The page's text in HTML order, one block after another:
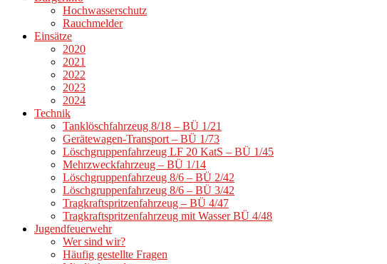
Hochwasserschutz
Rauchmelder
Einsätze
2020
2021
2022
2023
2024
Technik
Tanklöschfahrzeug 8/18 – BÜ 1/21
Gerätewagen-Transport – BÜ 1/73
Löschgruppenfahrzeug LF 20 KatS – BÜ 1/45
Mehrzweckfahrzeug – BÜ 1/14
Löschgruppenfahrzeug 8/6 – BÜ 2/42
Löschgruppenfahrzeug 8/6 – BÜ 3/42
Tragkraftspritzenfahrzeug – BÜ 4/47
Tragkraftspritzenfahrzeug mit Wasser BÜ 4/48
Jugendfeuerwehr
Wer sind wir?
Häufig gestellte Fragen